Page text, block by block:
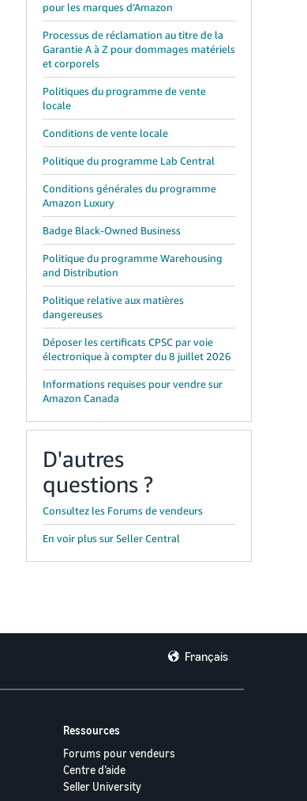
pour les marques d’Amazon
Processus de réclamation au titre de la
Garantie A à Z pour dommages matériels
et corporels
Politiques du programme de vente
locale
Conditions de vente locale
Politique du programme Lab Central
Conditions générales du programme
Amazon Luxury
Badge Black-Owned Business
Politique du programme Warehousing
and Distribution
Politique relative aux matières
dangereuses
Déposer les certificats CPSC par voie
électronique à compter du 8 juillet 2026
Informations requises pour vendre sur
Amazon Canada
D'autres
questions ?
Consultez les Forums de vendeurs
En voir plus sur Seller Central
Français
Ressources
Forums pour vendeurs
Centre d’aide
Seller University